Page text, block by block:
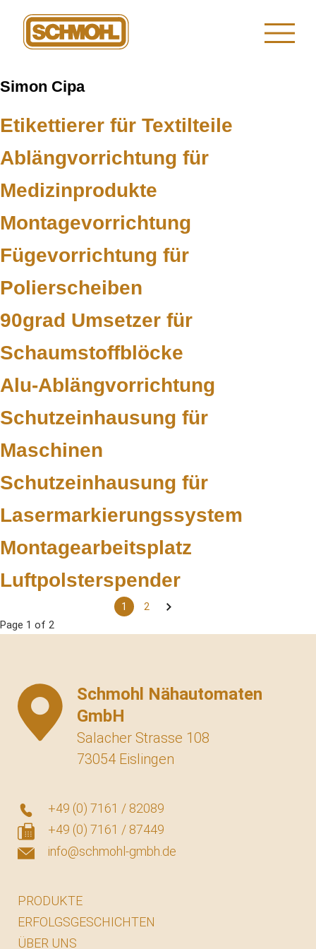
Simon Cipa
Etikettierer für Textilteile
Ablängvorrichtung für
Medizinprodukte
Montagevorrichtung
Fügevorrichtung für
Polierscheiben
90grad Umsetzer für
Schaumstoffblöcke
Alu-Ablängvorrichtung
Schutzeinhausung für
Maschinen
Schutzeinhausung für
Lasermarkierungssystem
Montagearbeitsplatz
Luftpolsterspender
Post
1 2
Page 1 of 2
Schmohl Nähautomaten
GmbH
Salacher Strasse 108
73054 Eislingen
+49 (0) 7161 / 82089
+49 (0) 7161 / 87449
info@schmohl-gmbh.de
PRODUKTE
ERFOLGSGESCHICHTEN
ÜBER UNS